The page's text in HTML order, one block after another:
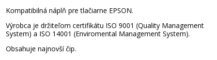
Kompatibilná náplň pre tlačiarne EPSON.
Výrobca je držiteľom certifikátu ISO 9001 (Quality Management
System) a ISO 14001 (Enviromental Management System).
Obsahuje najnovší čip.